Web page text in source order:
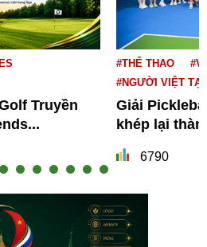
Truyền
#THỂ THAO
#NGƯỜI VIỆT TẠI
Giải
khép lại
6790